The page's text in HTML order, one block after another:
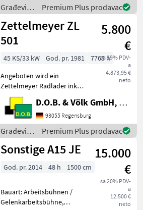
Palettegab
Građevinski
strojevi /
John
Deere
Premium Plus prodavac
Zettelmeyer ZL
501
5.800
€
sa 19% PDV-
a
4.873,95 €
neto
45 KS/33 kW God. pr. 1981
7765 h
Angeboten wird ein
Zettelmeyer Radlader inkl.
Schaufel und
Palettengabel. Sollten Sie
Fragen haben stehe Ich
gerne zur Verfügung.
Građevinski strojevi Bageri
točk
D.O.B. & Völk GmbH, Filiale Regensburg
93055 Regensburg
Građevinski
strojevi /
Zettelmeyer
Premium Plus prodavac
Sonstige A15 JE
15.000
€
sa 20% PDV-
a
12.500 €
neto
God. pr. 2014 48 h 1500 cm
Bauart: Arbeitsbühnen /
Gelenkarbeitsbühne,